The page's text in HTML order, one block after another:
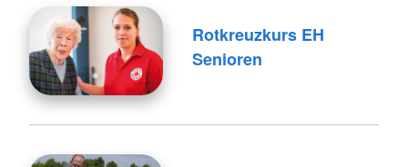
Rotkreuzkurs EH
Senioren